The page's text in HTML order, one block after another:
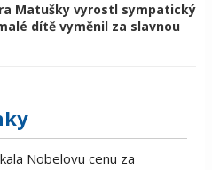
Matušky vyrostl sympatický
dítě vyměnil za slavnou
Nobelovu cenu za